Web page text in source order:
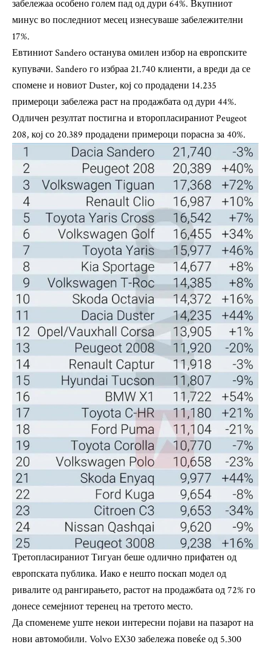
забележаа особено голем пад од дури 64%. Вкупниот
минус во последниот месец изнесуваше забележителни
17%.
Евтиниот Sandero останува омилен избор на европските
купувачи. Sandero го избраа 21.740 клиенти, а вреди да се
спомене и новиот Duster, кој со продадени 14.235
примероци забележа раст на продажбата од дури 44%.
Одличен резултат постигна и второпласираниот Peugeot
208, кој со 20.389 продадени примероци порасна за 40%.
Третопласираниот Тигуан беше одлично прифатен од
европската публика. Иако е нешто поскап модел од
ривалите од рангирањето, растот на продажбата од 72% го
донесе семејниот теренец на третото место.
Да споменеме уште некои интересни појави на пазарот на
нови автомобили. Volvo EX30 забележа повеќе од 5.300